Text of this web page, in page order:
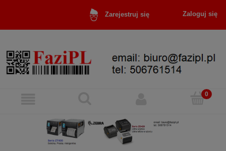
Zarejestruj się Zaloguj się